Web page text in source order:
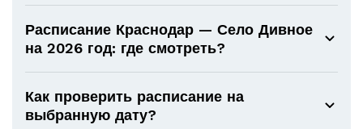
Расписание Краснодар — Село Дивное
на 2026 год: где смотреть?
Как проверить расписание на
выбранную дату?